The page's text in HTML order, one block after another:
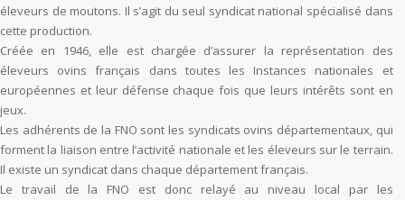
éleveurs de moutons. Il s’agit du seul syndicat national spécialisé dans
cette production.
Créée en 1946, elle est chargée d’assurer la représentation des
éleveurs ovins français dans toutes les Instances nationales et
européennes et leur défense chaque fois que leurs intérêts sont en
jeux.
Les adhérents de la FNO sont les syndicats ovins départementaux, qui
forment la liaison entre l’activité nationale et les éleveurs sur le terrain.
Il existe un syndicat dans chaque département français.
Le travail de la FNO est donc relayé au niveau local par les